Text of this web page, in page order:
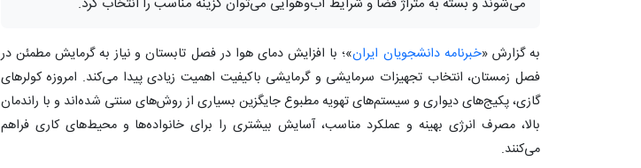
به گزارش «خبرنامه دانشجویان ایران»؛ با افزایش دمای هوا در فصل تابستان و نیاز به گرمایش مطمئن در
فصل زمستان، انتخاب تجهیزات سرمایشی و گرمایشی باکیفیت اهمیت زیادی پیدا می‌کند. امروزه کولرهای
گازی، پکیج‌های دیواری و سیستم‌های تهویه مطبوع جایگزین بسیاری از روش‌های سنتی شده‌اند و با راندمان
بالا، مصرف انرژی بهینه و عملکرد مناسب، آسایش بیشتری را برای خانواده‌ها و محیط‌های کاری فراهم
می‌کنند.